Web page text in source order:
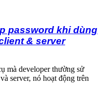
password khi dùng
& server
mà developer thường sử
server, nó hoạt động trên